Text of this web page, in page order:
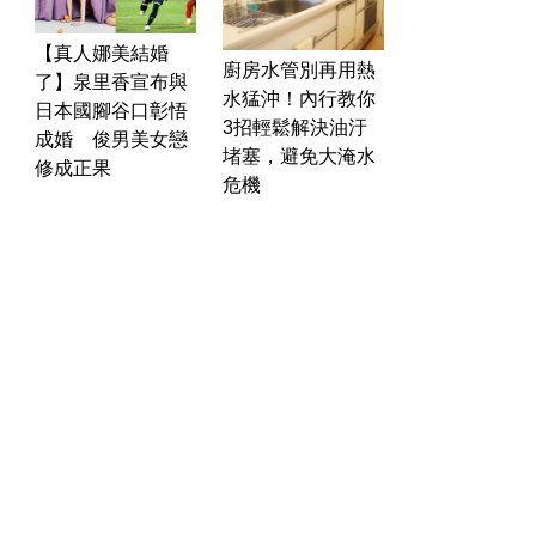
【真人娜美結婚
了】泉里香宣布與
日本國腳谷口彰悟
成婚 俊男美女戀
修成正果
廚房水管別再用熱
水猛沖！內行教你
3招輕鬆解決油汙
堵塞，避免大淹水
危機